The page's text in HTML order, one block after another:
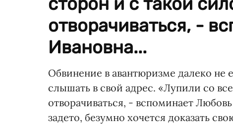
отворачиваться, -
Ивановна...
Обвинение в авантюризме далеко не
слышать в свой адрес. «Лупили со
отворачиваться, - вспоминает
задето, безумно хочется доказать